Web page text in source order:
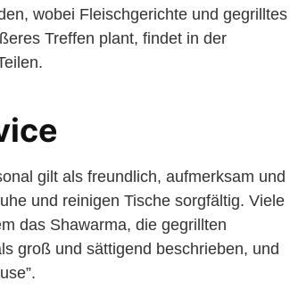
wobei Fleischgerichte und gegrilltes
Treffen plant, findet in der
gilt als freundlich, aufmerksam und
und reinigen Tische sorgfältig. Viele
das Shawarma, die gegrillten
groß und sättigend beschrieben, und